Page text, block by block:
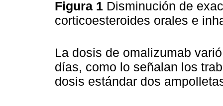
Figura 1 Disminución de
corticoesteroides orales e
La dosis de omalizumab
días, como lo señalan los
dosis estándar dos